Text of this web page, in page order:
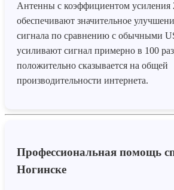
Антенны с коэффициентом усиления
обеспечивают значительное
сигнала по сравнению с обычными
усиливают сигнал примерно в 100
положительно сказывается на общей
производительности интернета.
Профессиональная помощь
Ногинске